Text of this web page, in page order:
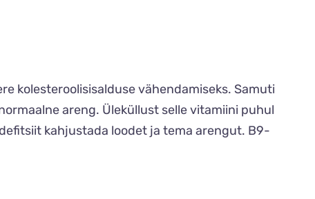
kolesteroolisisalduse vähendamiseks. Samuti
areng. Üleküllust selle vitamiini puhul
kahjustada loodet ja tema arengut. B9-